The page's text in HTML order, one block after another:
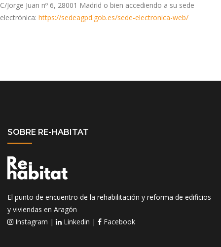
C/Jorge Juan nº 6, 28001 Madrid o bien accediendo a su sede
electrónica: https://sedeagpd.gob.es/sede-electronica-web/
SOBRE RE-HABITAT
El punto de encuentro de la rehabilitación y reforma de edificios
y viviendas en Aragón
Instagram | Linkedin | Facebook